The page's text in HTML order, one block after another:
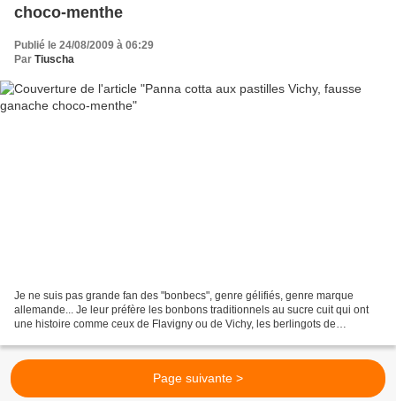
choco-menthe
Publié le 24/08/2009 à 06:29
Par Tiuscha
Je ne suis pas grande fan des "bonbecs", genre gélifiés, genre marque
allemande... Je leur préfère les bonbons traditionnels au sucre cuit qui ont
une histoire comme ceux de Flavigny ou de Vichy, les berlingots de
Page suivante >